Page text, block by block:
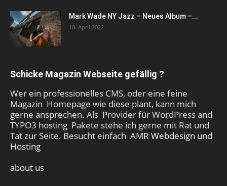
Mark Wade NY Jazz – Neues Album –...
10. April 2022
Schicke Magazin Webseite gefällig ?
Wer ein professionelles CMS, oder eine feine
Magazin Homepage wie diese plant, kann mich
gerne ansprechen. Als Provider für WordPress and
TYPO3 hosting Pakete stehe ich gerne mit Rat und
Tat zur Seite. Besucht einfach AMR Webdesign und
Hosting
about us